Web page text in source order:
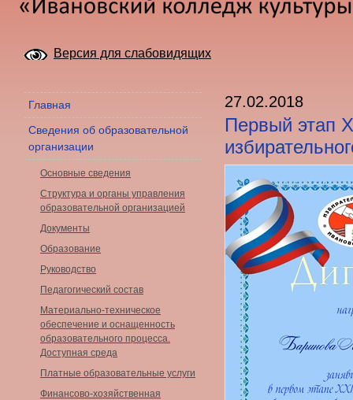
Версия для слабовидящих
Главная
Сведения об образовательной
организации
Основные сведения
Структура и органы управления
образовательной организацией
Документы
Образование
Руководство
Педагогический состав
Материально-техническое
обеспечение и оснащенность
образовательного процесса.
Доступная среда
Платные образовательные услуги
Финансово-хозяйственная
27.02.2018
Первый этап